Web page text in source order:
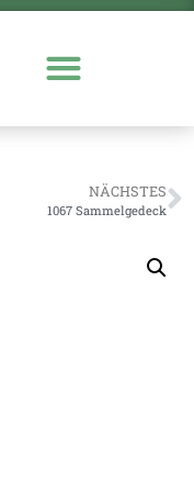
NÄCHSTES
1067 Sammelgedeck